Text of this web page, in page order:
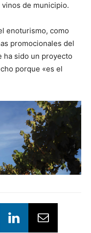
de municipio.
enoturismo, como
promocionales del
ha sido un proyecto
porque «es el